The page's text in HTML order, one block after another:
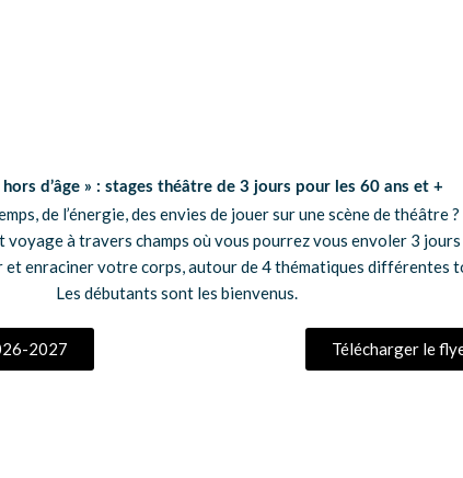
hors d’âge » : stages théâtre de 3 jours pour les 60 ans et +
de l’énergie, des envies de jouer sur une scène de théâtre ?
voyage à travers champs où vous pourrez vous envoler 3
enraciner votre corps, autour de 4 thématiques différentes
Les débutants sont les bienvenus.
2027 Télécharger le